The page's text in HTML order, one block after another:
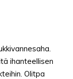
ihanteellisen
Olitpa